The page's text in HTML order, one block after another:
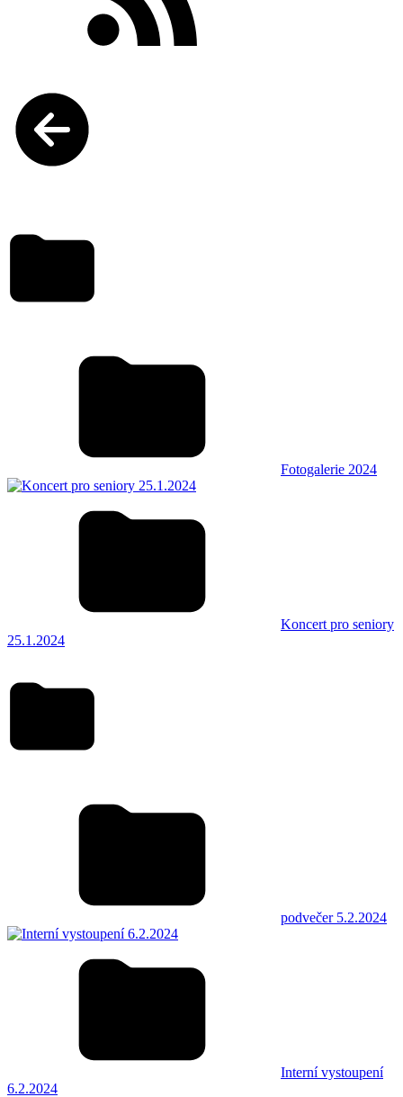
Fotogalerie 2024
Koncert pro seniory
25.1.2024
podvečer 5.2.2024
Interní vystoupení
6.2.2024